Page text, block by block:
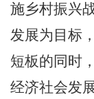
施乡村振兴
发展为目标
短板的同时
经济社会发